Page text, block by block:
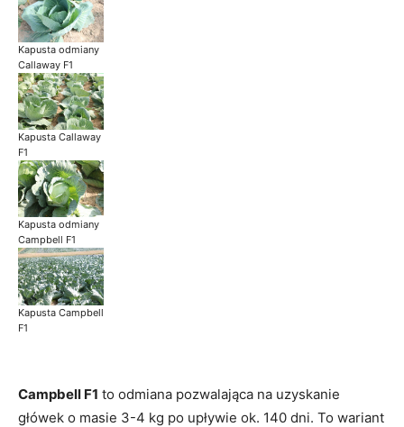
Kapusta odmiany
Callaway F1
Kapusta Callaway
F1
Kapusta odmiany
Campbell F1
Kapusta Campbell
F1
Campbell F1 to odmiana pozwalająca na uzyskanie
główek o masie 3-4 kg po upływie ok. 140 dni. To wariant